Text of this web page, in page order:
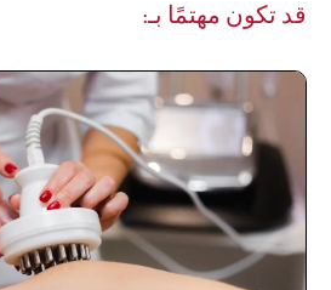
قد تكون مهتمًا بـ: